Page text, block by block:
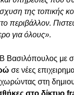
της τοπικής
περιβάλλον.
για όλους».
Βασιλόπουλος με
σε νέες
στη
στο δίκτυο